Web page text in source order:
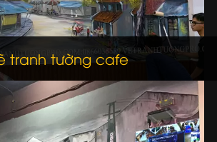
tranh tường cafe